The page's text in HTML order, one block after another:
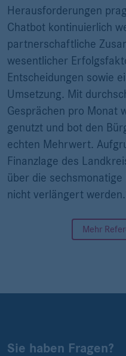
Herausforderungen
Chatbot kontinuierlich
partnerschaftliche
wesentlicher
Entscheidungen sowie
Umsetzung. Mit
Gesprächen pro Monat
genutzt und bot den
echten Mehrwert.
Finanzlage des
über die
nicht verlängert
Mehr
Sie haben Fragen?